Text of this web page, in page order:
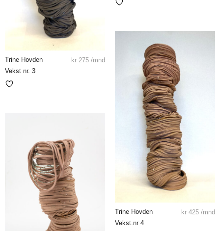
Trine Hovden
Vekst nr. 3
kr 275 /mnd
Trine Hovden
Vekst.nr 4
kr 425 /mnd